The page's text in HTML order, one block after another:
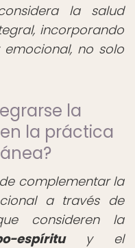
la salud
incorporando
no solo
la
la práctica
complementar la
a través de
consideren la
espírituy el